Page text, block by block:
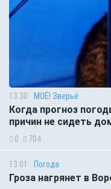
13:30 МОЁ! Зверьё
Когда прогноз
причин не сидеть
0 704
13:01 Погода
Гроза нагрянет в